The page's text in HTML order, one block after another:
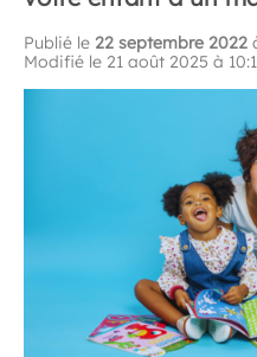
Publié le 22 septembre 2022
Modifié le 21 août 2025 à